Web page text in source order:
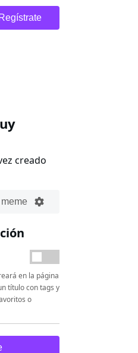
Regístrate
creado
en la página
título con tags y
o